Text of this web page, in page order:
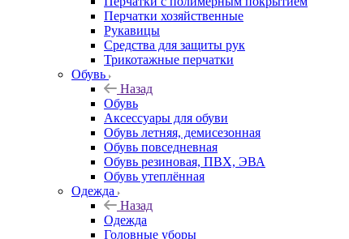
Перчатки хозяйственные
Рукавицы
Средства для защиты рук
Трикотажные перчатки
Обувь
Назад
Обувь
Аксессуары для обуви
Обувь летняя, демисезонная
Обувь повседневная
Обувь резиновая, ПВХ, ЭВА
Обувь утеплённая
Одежда
Назад
Одежда
Головные уборы